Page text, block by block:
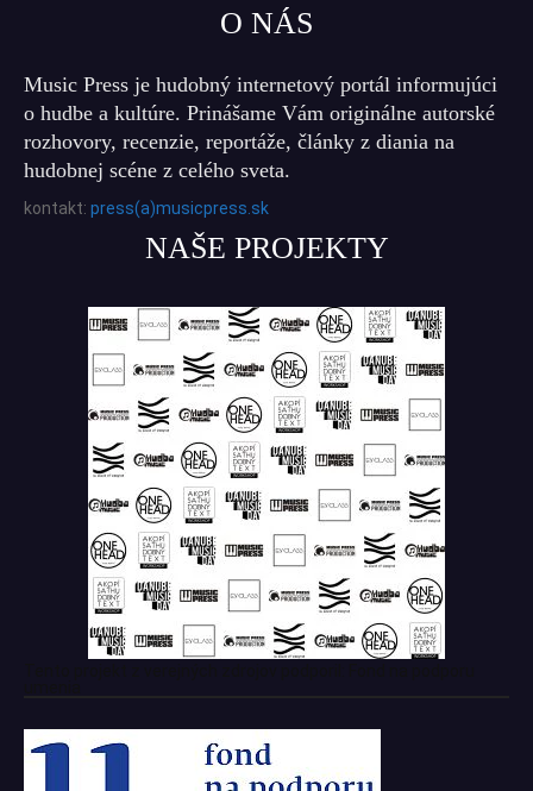
O NÁS
Music Press je hudobný internetový portál informujúci
o hudbe a kultúre. Prinášame Vám originálne autorské
rozhovory, recenzie, reportáže, články z diania na
hudobnej scéne z celého sveta.
kontakt: press(a)musicpress.sk
NAŠE PROJEKTY